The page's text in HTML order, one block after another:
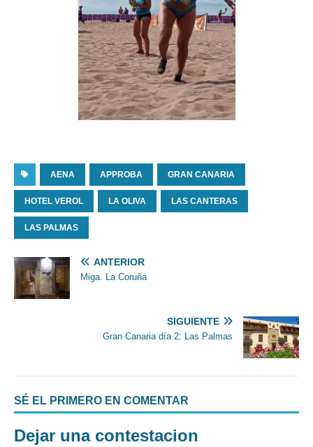
AENA APPROBA GRAN CANARIA
HOTEL VEROL LA OLIVA LAS CANTERAS
LAS PALMAS
ANTERIOR
Miga. La Coruña
SIGUIENTE
Gran Canaria día 2: Las Palmas
SÉ EL PRIMERO EN COMENTAR
Dejar una contestacion